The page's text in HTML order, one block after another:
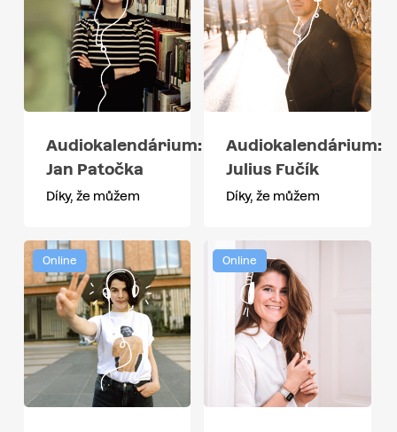
Audiokalendárium:
Jan Patočka
Díky, že můžem
Audiokalendárium:
Julius Fučík
Díky, že můžem
Online Online